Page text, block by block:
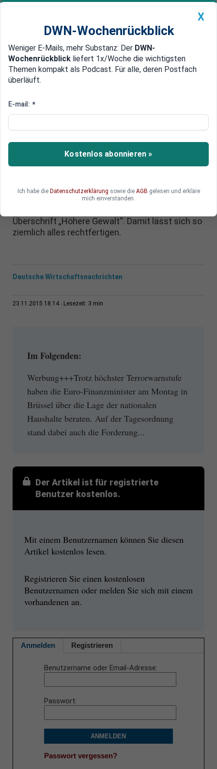
Newsticker MEIN DWN: Geldanlage Premium
Edelmetalle DWN-Magazin China
Terror und Flüchtlinge
„Höhere Gewalt“: Euro-Staaten
wollen noch mehr Schulden
machen
Die Euro-Staaten bereiten sich auf den Ausstieg
Flüchtlinge und des Terrors werden zahlreiche
Staaten mehr Schulden machen als eigentlich
Überschrift „Höhere Gewalt“. Damit lässt sich so
ziemlich alles rechtfertigen.
Deutsche Wirtschaftsnachrichten
23.11.2015 18:14 Lesezeit: 3 min
Im Folgenden:
Werbung+++Trotz höchster Terrorwarnstufe
haben die Euro-Finanzminister am Montag in
Brüssel über die Lage der nationalen
Haushalte beraten. Auf der Tagesordnung
stand dabei auch die Forderung...
Der Artikel ist für registrierte
Benutzer kostenlos.
Mit einem Benutzernamen können Sie diesen
Artikel kostenlos lesen.
Registrieren Sie einen kostenlosen
Benutzernamen oder melden Sie sich mit einem
vorhandenen an.
Anmelden Registrieren
Benutzername oder Email-Adresse
Passwort
ANMELDEN
Passwort vergessen?
X
DWN-Wochenrückblick
Weniger E-Mails, mehr Substanz: Der DWN-
Wochenrückblick liefert 1x/Woche die wichtigsten
Themen kompakt als Podcast. Für alle, deren Postfach
überläuft.
E-mail: *
Kostenlos abonnieren »
Ich habe die Datenschutzerklärung sowie die AGB gelesen und erkläre
mich einverstanden.